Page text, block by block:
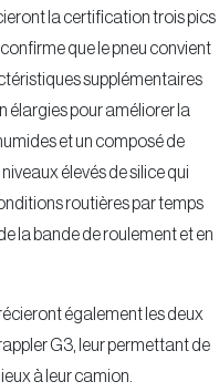
la certification trois pics
que le pneu convient
supplémentaires
élargies pour améliorer la
et un composé de
élevés de silice qui
routières par temps
la bande de roulement et en
également les deux
G3, leur permettant de
à leur camion.